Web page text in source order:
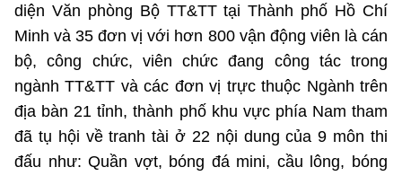
(Ghi rõ nguồn "https://mst.gov.vn" khi phát hành lại thông tin từ
website này)
diện Văn phòng Bộ TT&TT tại Thành phố Hồ Chí
Minh và 35 đơn vị với hơn 800 vận động viên là cán
bộ, công chức, viên chức đang công tác trong
ngành TT&TT và các đơn vị trực thuộc Ngành trên
địa bàn 21 tỉnh, thành phố khu vực phía Nam tham
đã tụ hội về tranh tài ở 22 nội dung của 9 môn thi
đấu như: Quần vợt, bóng đá mini, cầu lông, bóng